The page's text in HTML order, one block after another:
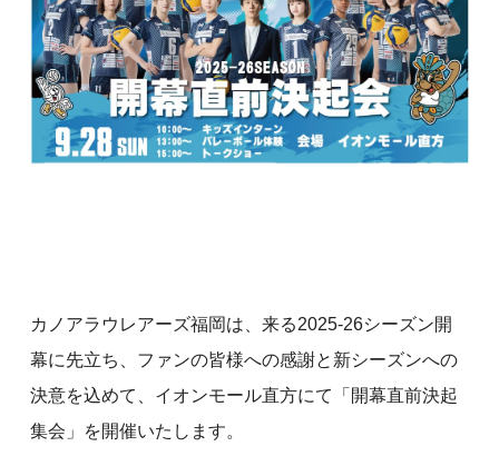
カノアラウレアーズ福岡は、来る2025-26シーズン開
幕に先立ち、ファンの皆様への感謝と新シーズンへの
決意を込めて、イオンモール直方にて「開幕直前決起
集会」を開催いたします。